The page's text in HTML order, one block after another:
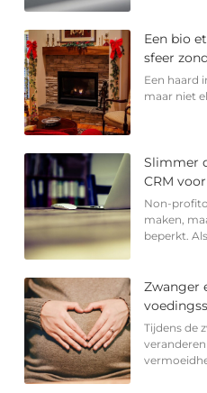
Een bio
sfeer
Een haard
maar niet
Slimmer
CRM
Non-
maken,
beperkt. Als
Zwanger
Tijdens de